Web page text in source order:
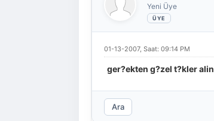
Yeni Üye
01-13-2007, Saat: 09:14 PM
ger?ekten g?zel t?kler alin
Ara